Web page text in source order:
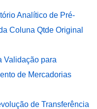
Analítico de Pré-
Coluna Qtde Original
Validação para
de Mercadorias
de Transferência